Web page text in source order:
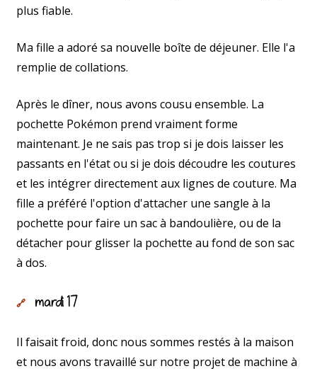
plus fiable.
Ma fille a adoré sa nouvelle boîte de déjeuner. Elle l'a
remplie de collations.
Après le dîner, nous avons cousu ensemble. La
pochette Pokémon prend vraiment forme
maintenant. Je ne sais pas trop si je dois laisser les
passants en l'état ou si je dois découdre les coutures
et les intégrer directement aux lignes de couture. Ma
fille a préféré l'option d'attacher une sangle à la
pochette pour faire un sac à bandoulière, ou de la
détacher pour glisser la pochette au fond de son sac
à dos.
🔗 mardi 17
Il faisait froid, donc nous sommes restés à la maison
et nous avons travaillé sur notre projet de machine à